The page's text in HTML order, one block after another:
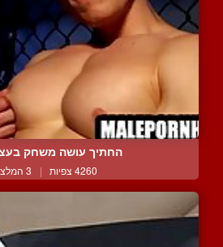
החתיך עושה משחק
4260 צפיות | 3 המלצות